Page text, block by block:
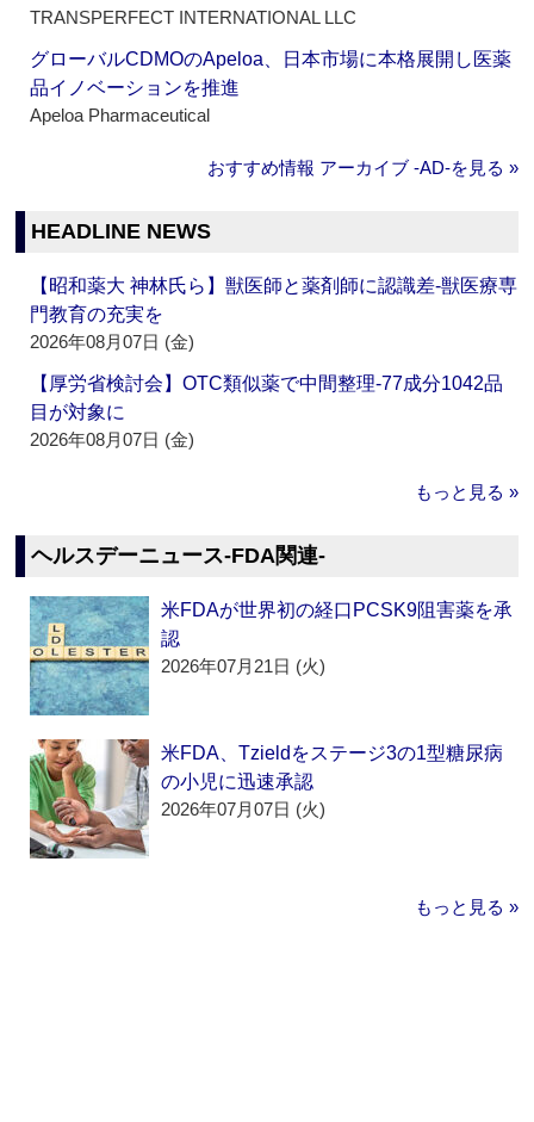
TRANSPERFECT INTERNATIONAL LLC
グローバルCDMOのApeloa、日本市場に本格展開し医薬
品イノベーションを推進
Apeloa Pharmaceutical
おすすめ情報 アーカイブ ‐AD‐を見る »
HEADLINE NEWS
【昭和薬大 神林氏ら】獣医師と薬剤師に認識差‐獣医療専
門教育の充実を
2026年08月07日 (金)
【厚労省検討会】OTC類似薬で中間整理‐77成分1042品
目が対象に
2026年08月07日 (金)
もっと見る »
ヘルスデーニュース‐FDA関連‐
米FDAが世界初の経口PCSK9阻害薬を承
認
2026年07月21日 (火)
米FDA、Tzieldをステージ3の1型糖尿病
の小児に迅速承認
2026年07月07日 (火)
もっと見る »